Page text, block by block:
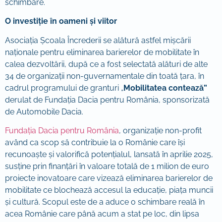
schimbare.
O investiție în oameni și viitor
Asociația Școala Încrederii se alătură astfel mișcării
naționale pentru eliminarea barierelor de mobilitate în
calea dezvoltării, după ce a fost selectată alături de alte
34 de organizații non-guvernamentale din toată țara, în
cadrul programului de granturi „Mobilitatea contează”
derulat de Fundația Dacia pentru România, sponsorizată
de Automobile Dacia.
Fundația Dacia pentru România, organizație non-profit
având ca scop să contribuie la o Românie care își
recunoaște și valorifică potențialul, lansată în aprilie 2025,
susține prin finanțări în valoare totală de 1 milion de euro
proiecte inovatoare care vizează eliminarea barierelor de
mobilitate ce blochează accesul la educație, piața muncii
și cultură. Scopul este de a aduce o schimbare reală în
acea Românie care până acum a stat pe loc, din lipsa